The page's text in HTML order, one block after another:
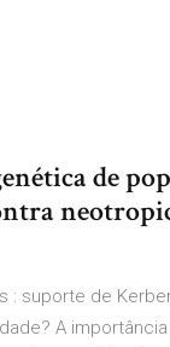
de
: suporte de
A